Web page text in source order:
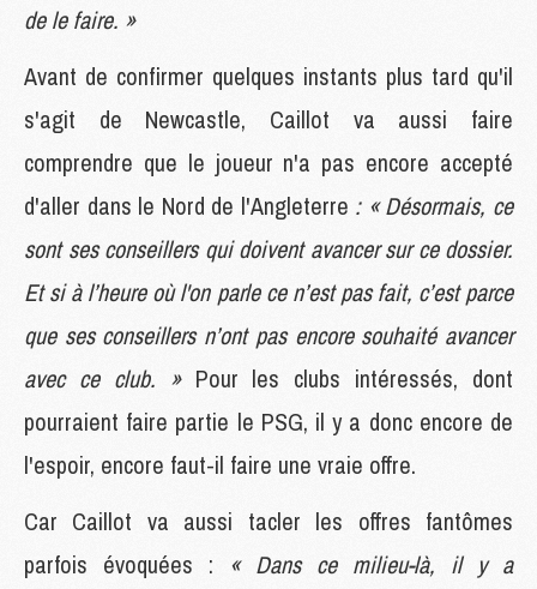
de le faire. »
Avant de confirmer quelques instants plus tard qu'il
s'agit de Newcastle, Caillot va aussi faire
comprendre que le joueur n'a pas encore accepté
d'aller dans le Nord de l'Angleterre : « Désormais, ce
sont ses conseillers qui doivent avancer sur ce dossier.
Et si à l’heure où l'on parle ce n’est pas fait, c’est parce
que ses conseillers n’ont pas encore souhaité avancer
avec ce club. »Pour les clubs intéressés, dont
pourraient faire partie le PSG, il y a donc encore de
l'espoir, encore faut-il faire une vraie offre.
Car Caillot va aussi tacler les offres fantômes
parfois évoquées : « Dans ce milieu-là, il y a